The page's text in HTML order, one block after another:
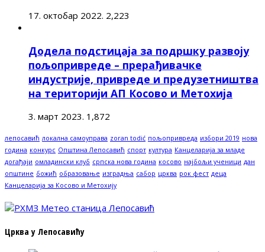
17. октобар 2022. 2,223
Додела подстицаја за подршку развоју
пољопривреде – прерађивачке
индустрије, привреде и предузетништва
на територији АП Косово и Метохија
3. март 2023. 1,872
лепосавић локална самоуправа zoran todić пољопривреда избори 2019 нова
година конкурс Општина Лепосавић спорт култура Канцеларија за младе
догађаји омладински клуб српска нова година косово најбољи ученици дан
општине божић образовање изградња сабор црква рок фест деца
Канцеларија за Косово и Метохију
Црква у Лепосавићу